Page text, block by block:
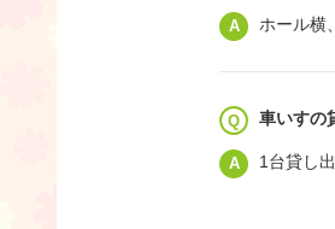
ホール横
車いすの
1台貸し